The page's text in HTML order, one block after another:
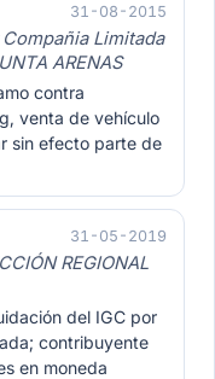
31-08-2015
Limitada
ARENAS
contra
venta de vehículo
sin efecto parte de
31-05-2019
REGIONAL
del IGC por
contribuyente
en moneda